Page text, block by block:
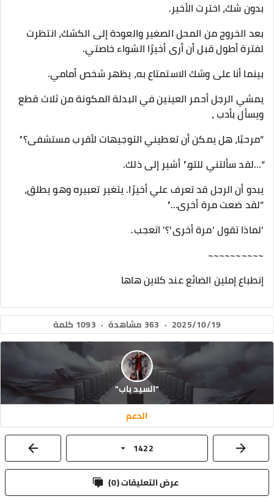
بدون شك، اخترت الأخير.
بعد الخروج من المحل الصغير والعودة إلى الكشك، انتظرت
لفترة أطول قبل أن أرى أخيرًا الشواء خاصتي.
بينما أنا على وشك الاستمتاع به، يظهر شخص أمامي.
يمشي الرجل أحمر العينين في البدلة المكونة من ثلاث قطع
ويسأل بأدب ،
“مرحبًا، هل يمكن أن تعطيني التوجيهات لأقرب مستشفى؟”
“…لقد سألتني للتو.” أشير إلى ذلك.
يبدو أن الرجل قد تعرف علي أخيرًا. يتغير تعبيره وهو يطلق،
“لقد ضعت مرة أخرى…”
‘لماذا تقول ‘مرة أخرى’؟’ اتعجب.
~~~~~~~~~~
إنطباع إملين الضائع عند كلاين هاها
2025/10/19
· 363 مشاهدة · 1093 كلمة
"السيد باب"
الدعم
1422
عرض التعليقات ( 0
)